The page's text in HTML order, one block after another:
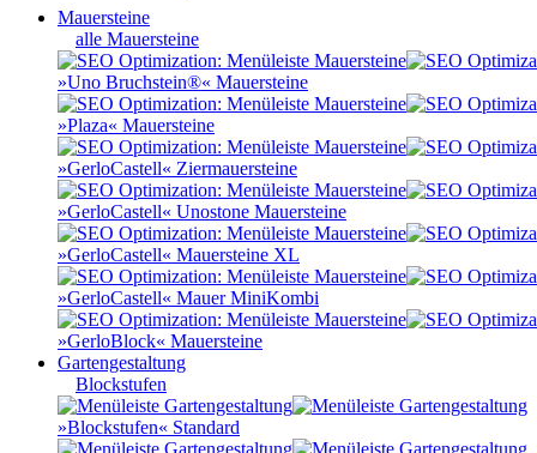
Mauersteine
alle Mauersteine
»Uno Bruchstein®« Mauersteine
»Plaza« Mauersteine
»GerloCastell« Ziermauersteine
»GerloCastell« Unostone Mauersteine
»GerloCastell« Mauersteine XL
»GerloCastell« Mauer MiniKombi
»GerloBlock« Mauersteine
Gartengestaltung
Blockstufen
»Blockstufen« Standard